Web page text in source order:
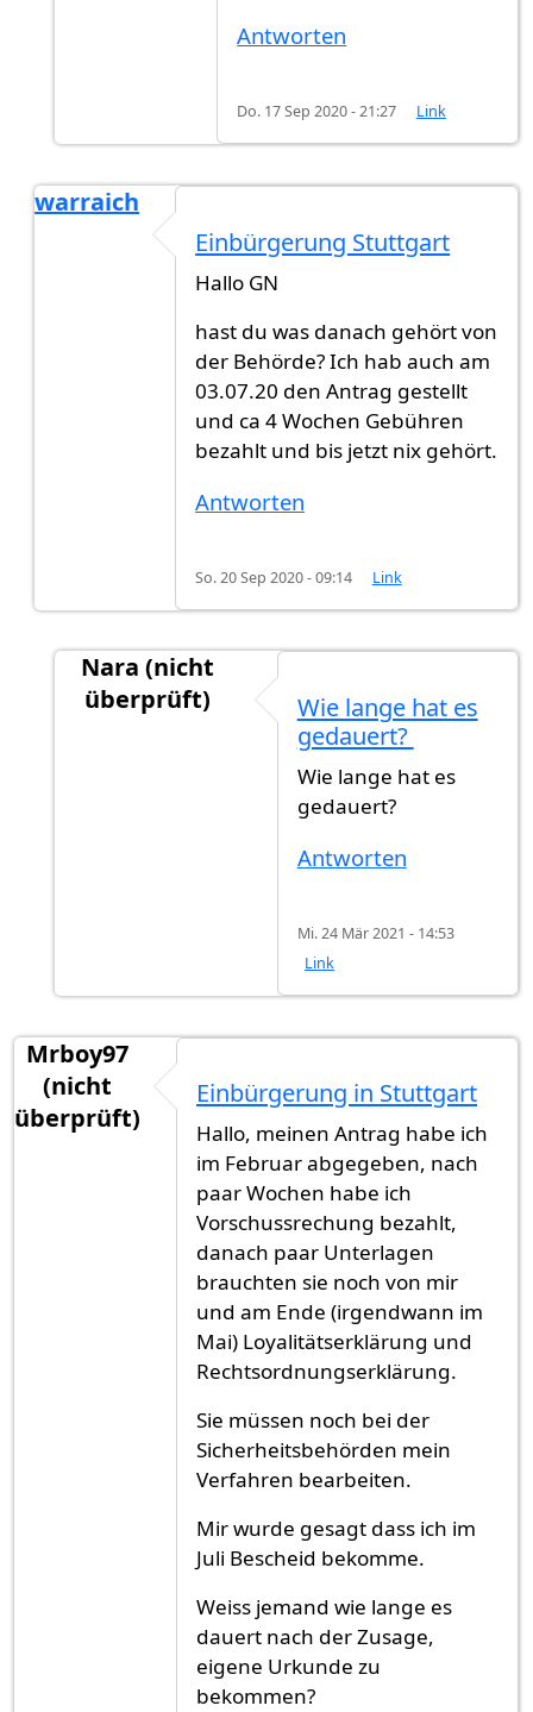
Antworten
Do. 17 Sep 2020 - 21:27 Link
warraich
Ich habe am 20.09.2020…von
Einbürgerung Stuttgart
Hallo GN
hast du was danach gehört von
der Behörde? Ich hab auch am
03.07.20 den Antrag gestellt
und ca 4 Wochen Gebühren
bezahlt und bis jetzt nix gehört.
Antworten
So. 20 Sep 2020 - 09:14 Link
Nara (nicht
überprüft)
Einbürgerung Stuttgartvon
Wie lange hat es
gedauert?
Wie lange hat es
gedauert?
Antworten
Mi. 24 Mär 2021 - 14:53
Link
Mrboy97
(nicht
überprüft)
Einbürgerung in Stuttgart
Hallo, meinen Antrag habe ich
im Februar abgegeben, nach
paar Wochen habe ich
Vorschussrechung bezahlt,
danach paar Unterlagen
brauchten sie noch von mir
und am Ende (irgendwann im
Mai) Loyalitätserklärung und
Rechtsordnungserklärung.
Sie müssen noch bei der
Sicherheitsbehörden mein
Verfahren bearbeiten.
Mir wurde gesagt dass ich im
Juli Bescheid bekomme.
Weiss jemand wie lange es
dauert nach der Zusage,
eigene Urkunde zu
bekommen?